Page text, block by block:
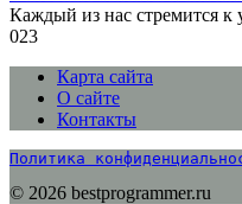
Каждый из нас стремится к
023
Карта сайта
О сайте
Контакты
Политика
© 2026 bestprogrammer.ru